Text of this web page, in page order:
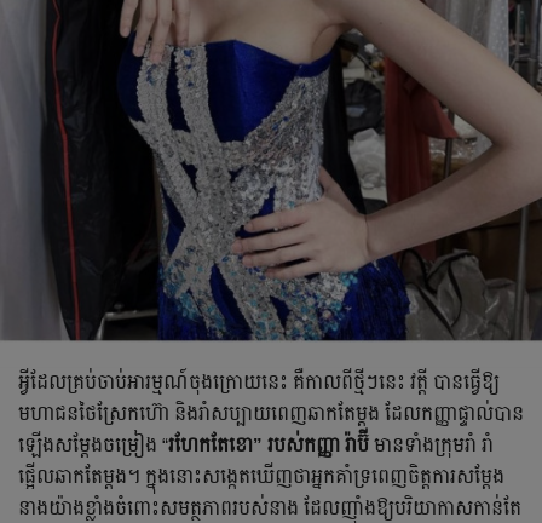
អ្វីដែលគ្រប់ចាប់អារម្មណ៍ចុងក្រោយនេះ គឺកាលពីថ្មីៗនេះ វត្តី បានធ្វើឱ្យ
មហាជនថៃស្រែកហ៊ោ និងរាំសប្បាយពេញឆាកតែម្ដង ដែលកញ្ញាផ្ទាល់បាន
ឡើងសម្ដែងចម្រៀង “រហែកតែខោ” របស់កញ្ញា រ៉ាប៊ី មានទាំងក្រុមរាំ រាំ
ផ្អើលឆាកតែម្ដង។ ក្នុងនោះសង្កេតឃើញថាអ្នកគាំទ្រពេញចិត្តការសម្ដែង
នាងយ៉ាងខ្លាំងចំពោះសមត្ថភាពរបស់នាង ដែលញ៉ាំងឱ្យបរិយាកាសកាន់តែ